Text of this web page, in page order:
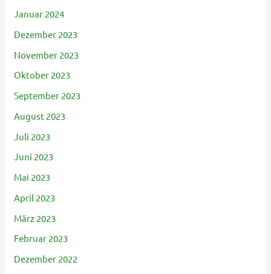
Januar 2024
Dezember 2023
November 2023
Oktober 2023
September 2023
August 2023
Juli 2023
Juni 2023
Mai 2023
April 2023
März 2023
Februar 2023
Dezember 2022